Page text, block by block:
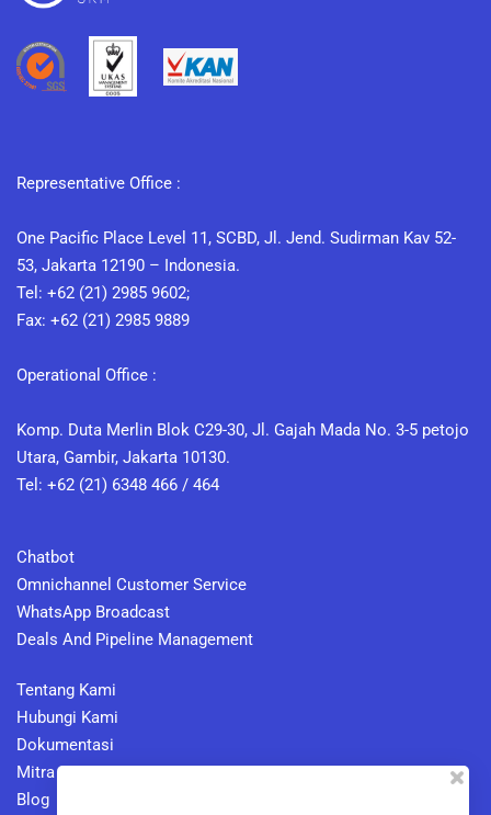
Representative Office :
One Pacific Place Level 11, SCBD, Jl. Jend. Sudirman Kav 52-
53, Jakarta 12190 – Indonesia.
Tel: +62 (21) 2985 9602;
Fax: +62 (21) 2985 9889
Operational Office :
Komp. Duta Merlin Blok C29-30, Jl. Gajah Mada No. 3-5 petojo
Utara, Gambir, Jakarta 10130.
Tel: +62 (21) 6348 466 / 464
Chatbot
Omnichannel Customer Service
WhatsApp Broadcast
Deals And Pipeline Management
Tentang Kami
Hubungi Kami
Dokumentasi
Mitra
Blog